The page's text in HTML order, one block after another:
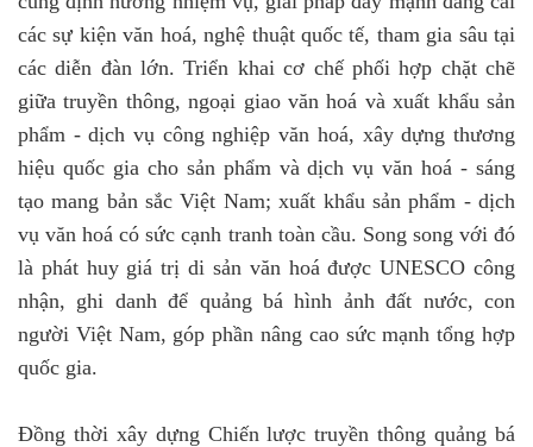
các sự kiện văn hoá, nghệ thuật quốc tế, tham gia sâu tại
các diễn đàn lớn. Triển khai cơ chế phối hợp chặt chẽ
giữa truyền thông, ngoại giao văn hoá và xuất khẩu sản
phẩm - dịch vụ công nghiệp văn hoá, xây dựng thương
hiệu quốc gia cho sản phẩm và dịch vụ văn hoá - sáng
tạo mang bản sắc Việt Nam; xuất khẩu sản phẩm - dịch
vụ văn hoá có sức cạnh tranh toàn cầu. Song song với đó
là phát huy giá trị di sản văn hoá được UNESCO công
nhận, ghi danh để quảng bá hình ảnh đất nước, con
người Việt Nam, góp phần nâng cao sức mạnh tổng hợp
quốc gia.
Đồng thời xây dựng Chiến lược truyền thông quảng bá